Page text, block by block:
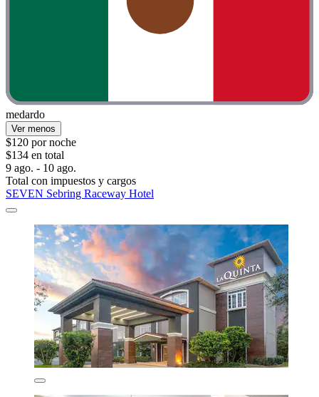
medardo
Ver menos
$120 por noche
$134 en total
9 ago. - 10 ago.
Total con impuestos y cargos
SEVEN Sebring Raceway Hotel